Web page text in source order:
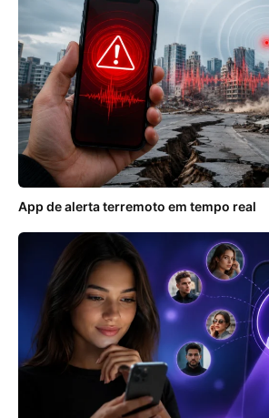
App de alerta terremoto em tempo real